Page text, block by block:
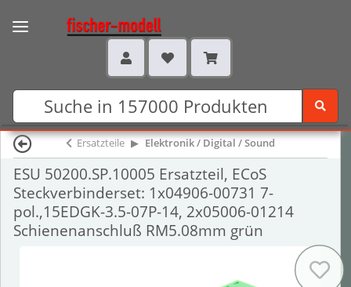
Ersatzteile Elektronik / Digital / Sound
ESU 50200.SP.10005 Ersatzteil, ECoS
Steckverbinderset: 1x04906-00731 7-
pol.,15EDGK-3.5-07P-14, 2x05006-01214
Schienenanschluß RM5.08mm grün